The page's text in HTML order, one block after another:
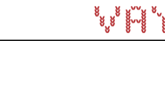
Трикотаж для всей семьи.
от 5 000